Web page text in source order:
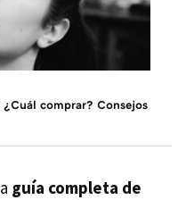
comprar? Consejos
guía completa de